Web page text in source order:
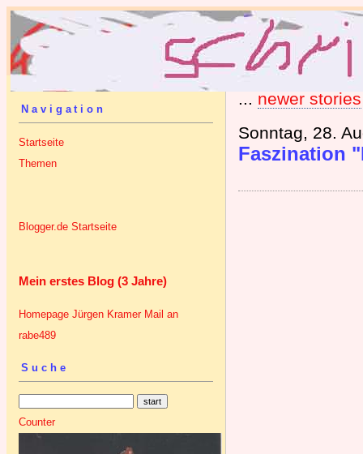
Navigation
Startseite
Themen
Blogger.de Startseite
Mein erstes Blog (3 Jahre)
Homepage Jürgen Kramer Mail an
rabe489
Suche
Counter
... newer stories
Sonntag, 28.
Faszination